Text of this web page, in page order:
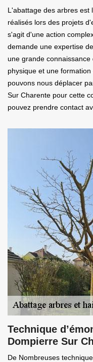
L'abattage des arbres est
réalisés lors des projets
s'agit d'une action
demande une expertise
une grande
physique et une
pouvons nous déplacer
Sur Charente pour cette
pouvez prendre contact
Technique
Dompierre Sur
De Nombreuses